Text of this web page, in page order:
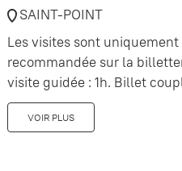
SAINT-POINT
Les visites sont
recommandée sur la
visite guidée : 1h. Billet
VOIR PLUS